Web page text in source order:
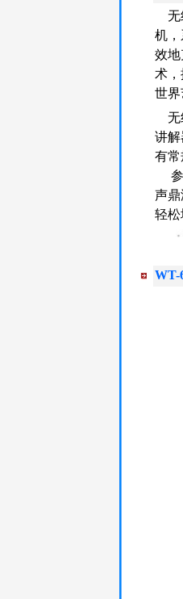
无
机
效
术
世界
无
讲
有常
参
声
轻松
WT-